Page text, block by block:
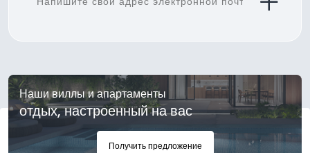
Наши виллы и апартаменты
отдых, настроенный на вас
Получить предложение